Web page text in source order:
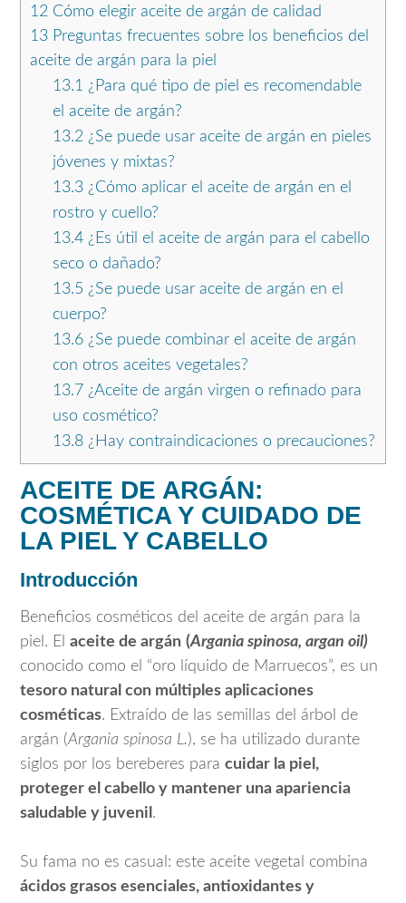
12 Cómo elegir aceite de argán de calidad
13 Preguntas frecuentes sobre los beneficios del
aceite de argán para la piel
13.1 ¿Para qué tipo de piel es recomendable
el aceite de argán?
13.2 ¿Se puede usar aceite de argán en pieles
jóvenes y mixtas?
13.3¿Cómo aplicar el aceite de argán en el
rostro y cuello?
13.4¿Es útil el aceite de argán para el cabello
seco o dañado?
13.5 ¿Se puede usar aceite de argán en el
cuerpo?
13.6¿Se puede combinar el aceite de argán
con otros aceites vegetales?
13.7¿Aceite de argán virgen o refinado para
uso cosmético?
13.8¿Hay contraindicaciones o precauciones?
ACEITE DE ARGÁN:
COSMÉTICA Y CUIDADO DE
LA PIEL Y CABELLO
Introducción
Beneficios cosméticos del aceite de argán para la
piel. El aceite de argán (Argania spinosa, argan oil)
conocido como el “oro líquido de Marruecos”, es un
tesoro natural con múltiples aplicaciones
cosméticas. Extraído de las semillas del árbol de
argán (Argania spinosa L.), se ha utilizado durante
siglos por los bereberes para cuidar la piel,
proteger el cabello y mantener una apariencia
saludable y juvenil .
Su fama no es casual: este aceite vegetal combina
ácidos grasos esenciales, antioxidantes y